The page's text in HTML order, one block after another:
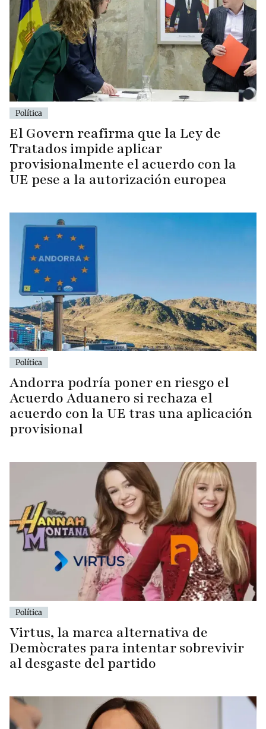
Política
El Govern reafirma que la Ley de
Tratados impide aplicar
provisionalmente el acuerdo con la
UE pese a la autorización europea
Política
Andorra podría poner en riesgo el
Acuerdo Aduanero si rechaza el
acuerdo con la UE tras una aplicación
provisional
Política
Virtus, la marca alternativa de
Demòcrates para intentar sobrevivir
al desgaste del partido